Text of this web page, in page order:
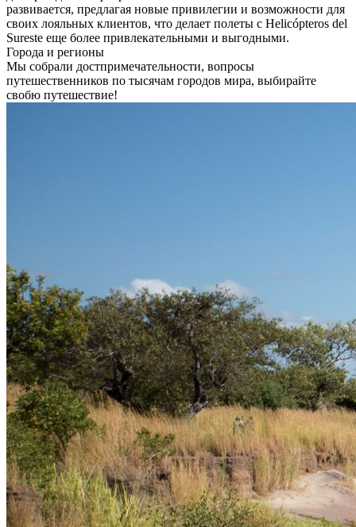
развивается, предлагая новые привилегии и возможности для
своих лояльных клиентов, что делает полеты с Helicópteros del
Sureste еще более привлекательными и выгодными.
Города и регионы
Мы собрали достпримечательности, вопросы
путешественников по тысячам городов мира, выбирайте
свобю путешествие!